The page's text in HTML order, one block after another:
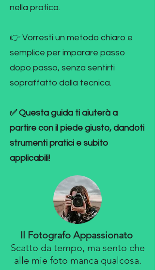
nella pratica.
👉 Vorresti un metodo chiaro e
semplice per imparare passo
dopo passo, senza sentirti
sopraffatto dalla tecnica.
✅ Questa guida ti aiuterà a
partire con il piede giusto, dandoti
strumenti pratici e subito
applicabili!
Il Fotografo Appassionato
Scatto da tempo, ma sento che
alle mie foto manca qualcosa.